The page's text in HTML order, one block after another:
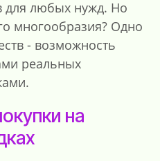
для любых нужд. Но
многообразия? Одно
- возможность
реальных
на